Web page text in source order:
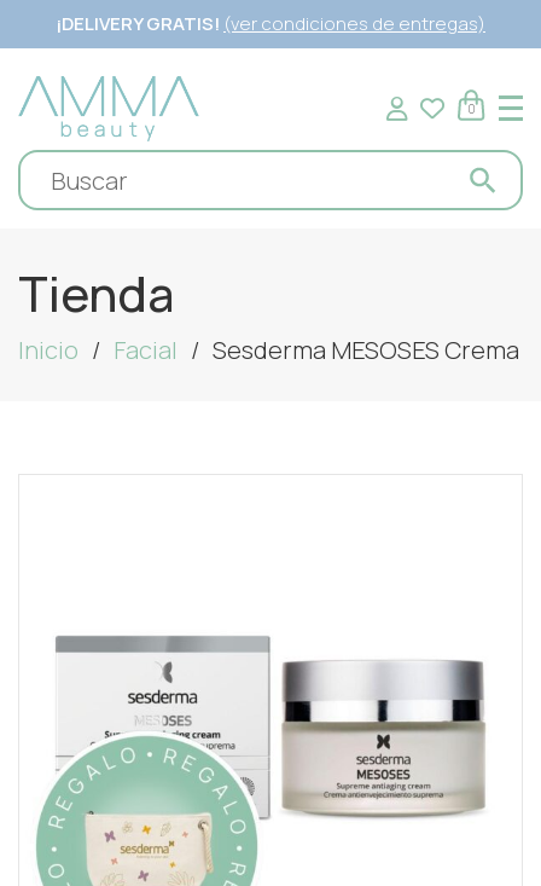
¡DELIVERY GRATIS! (ver condiciones de entregas)
0
Tienda
Inicio Facial Sesderma MESOSES Crema